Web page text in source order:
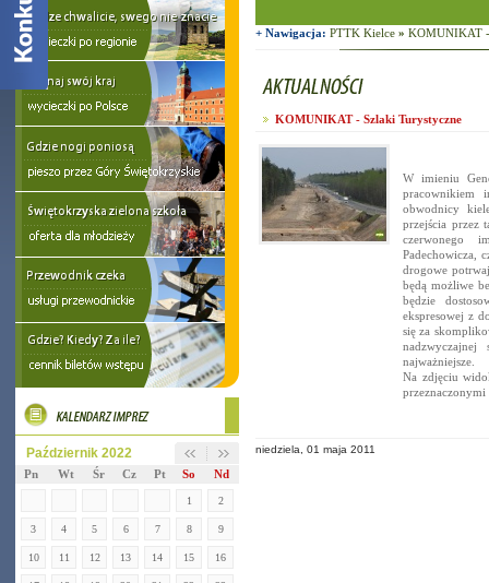
Październik 2022
Pn Wt Śr Cz Pt So Nd
1 2
3 4 5 6 7 8 9
10 11 12 13 14 15 16
+ Nawigacja: PTTK Kielce » KOMUNIKAT
KOMUNIKAT - Szlaki Turystyczne
W imieniu
pracownikiem
obwodnicy
przejścia przez
czerwonego
Padechowicza,
drogowe
będą możliwe
będzie
ekspresowej z
się za
najważniejsze.
Na zdjęciu
niedziela, 01 maja 2011